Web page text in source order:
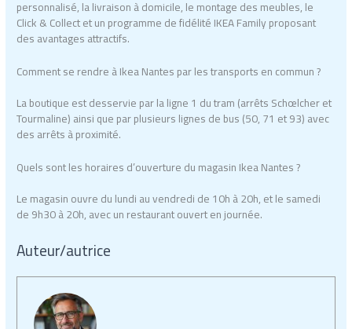
personnalisé, la livraison à domicile, le montage des meubles, le
Click & Collect et un programme de fidélité IKEA Family proposant
des avantages attractifs.
Comment se rendre à Ikea Nantes par les transports en commun ?
La boutique est desservie par la ligne 1 du tram (arrêts Schœlcher et
Tourmaline) ainsi que par plusieurs lignes de bus (50, 71 et 93) avec
des arrêts à proximité.
Quels sont les horaires d’ouverture du magasin Ikea Nantes ?
Le magasin ouvre du lundi au vendredi de 10h à 20h, et le samedi
de 9h30 à 20h, avec un restaurant ouvert en journée.
Auteur/autrice